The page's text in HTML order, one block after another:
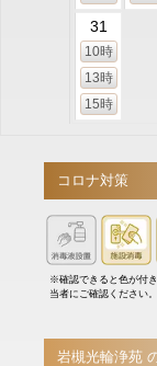
31
10時
13時
15時
コロナ対策
※確認できると色が付
当者にご確認ください。
岩槻光輪浄苑